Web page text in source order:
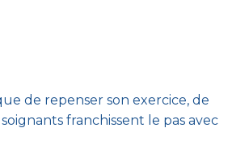
de repenser son exercice, de
franchissent le pas avec